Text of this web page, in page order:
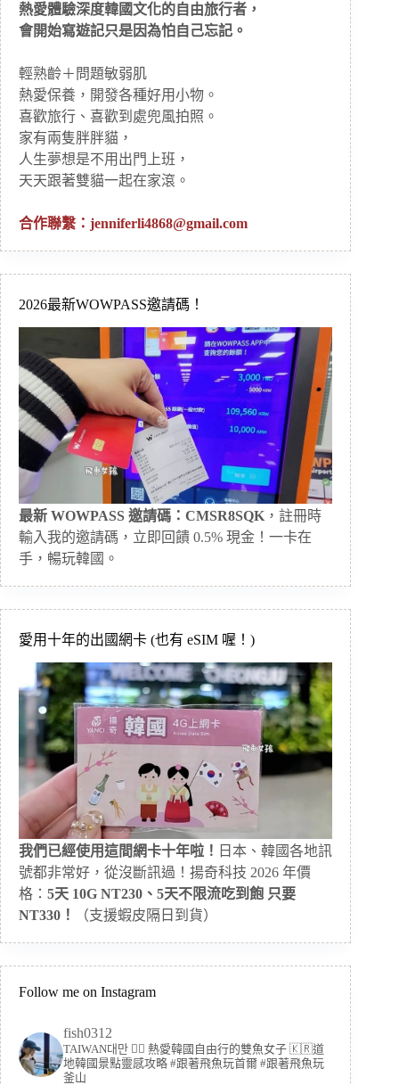
熱愛體驗深度韓國文化的自由旅行者，
會開始寫遊記只是因為怕自己忘記。
輕熟齡＋問題敏弱肌
熱愛保養，開發各種好用小物。
喜歡旅行、喜歡到處兜風拍照。
家有兩隻胖胖貓，
人生夢想是不用出門上班，
天天跟著雙貓一起在家滾。
合作聯繫： jenniferli4868@gmail.com
2026最新WOWPASS邀請碼！
最新 WOWPASS 邀請碼：CMSR8SQK ，註冊時
輸入我的邀請碼，立即回饋 0.5% 現金！一卡在
手，暢玩韓國。
愛用十年的出國網卡 (也有 eSIM 喔！)
我們已經使用這間網卡十年啦！ 日本、韓國各地訊
號都非常好，從沒斷訊過！揚奇科技 2026 年價
格： 5天 10G NT230、5天不限流吃到飽 只要
NT330！
（支援蝦皮隔日到貨）
Follow me on Instagram
fish0312
TAIWAN대만 🏳️‍🌈 熱愛韓國自由行的雙魚女子 🇰🇷道
地韓國景點靈感攻略 #跟著飛魚玩首爾 #跟著飛魚玩
釜山